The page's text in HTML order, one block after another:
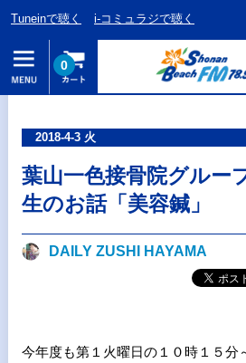
Tuneinで聴く i-コミュラジで聴く
0
2018-4-3 火
葉山一色接骨院グルー
生のお話「美容鍼」
DAILY ZUSHI HAYAMA
今年度も第１火曜日の１０時１５分